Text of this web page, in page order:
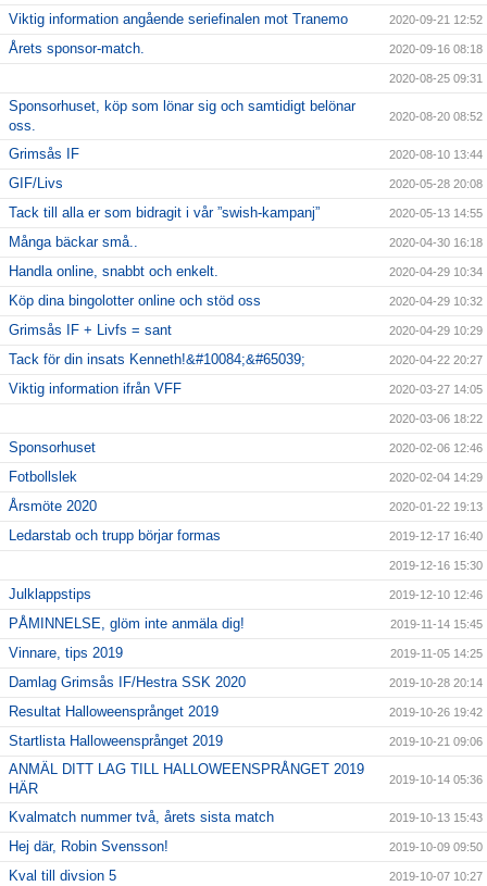
Viktig information angående seriefinalen mot Tranemo 2020-09-21 12:52
Årets sponsor-match. 2020-09-16 08:18
2020-08-25 09:31
Sponsorhuset, köp som lönar sig och samtidigt belönar
oss.
2020-08-20 08:52
Grimsås IF 2020-08-10 13:44
GIF/Livs 2020-05-28 20:08
Tack till alla er som bidragit i vår ”swish-kampanj” 2020-05-13 14:55
Många bäckar små.. 2020-04-30 16:18
Handla online, snabbt och enkelt. 2020-04-29 10:34
Köp dina bingolotter online och stöd oss 2020-04-29 10:32
Grimsås IF + Livfs = sant 2020-04-29 10:29
Tack för din insats Kenneth!&#10084;&#65039; 2020-04-22 20:27
Viktig information ifrån VFF 2020-03-27 14:05
2020-03-06 18:22
Sponsorhuset 2020-02-06 12:46
Fotbollslek 2020-02-04 14:29
Årsmöte 2020 2020-01-22 19:13
Ledarstab och trupp börjar formas 2019-12-17 16:40
2019-12-16 15:30
Julklappstips 2019-12-10 12:46
PÅMINNELSE, glöm inte anmäla dig! 2019-11-14 15:45
Vinnare, tips 2019 2019-11-05 14:25
Damlag Grimsås IF/Hestra SSK 2020 2019-10-28 20:14
Resultat Halloweensprånget 2019 2019-10-26 19:42
Startlista Halloweensprånget 2019 2019-10-21 09:06
ANMÄL DITT LAG TILL HALLOWEENSPRÅNGET 2019
HÄR
2019-10-14 05:36
Kvalmatch nummer två, årets sista match 2019-10-13 15:43
Hej där, Robin Svensson! 2019-10-09 09:50
Kval till divsion 5 2019-10-07 10:27